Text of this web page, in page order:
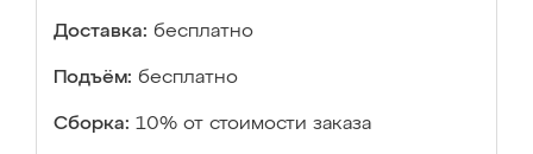
Доставка: бесплатно
Подъём: бесплатно
Сборка: 10% от стоимости заказа